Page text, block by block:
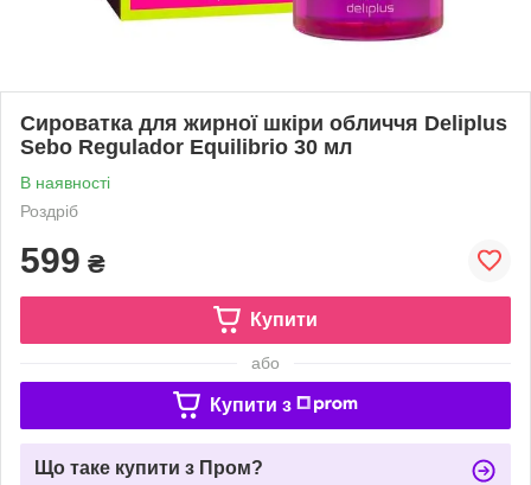
Сироватка для жирної шкіри обличчя Deliplus
Sebo Regulador Equilibrio 30 мл
В наявності
Роздріб
599 ₴
Купити
або
Купити з
Що таке купити з Пром?